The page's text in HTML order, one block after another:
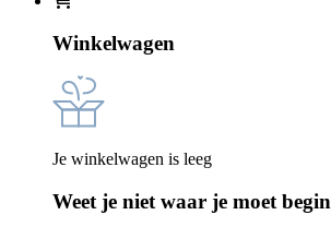
Winkelwagen
Je winkelwagen is leeg
Weet je niet waar je moet